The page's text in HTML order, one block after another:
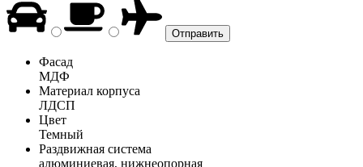
Фасад
МДФ
Материал корпуса
ЛДСП
Цвет
Темный
Раздвижная система
алюминиевая, нижнеопорная